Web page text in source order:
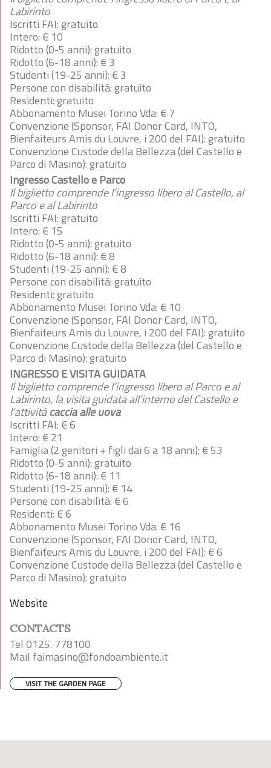
Labirinto
Iscritti FAI: gratuito
Intero: € 10
Ridotto (0-5 anni): gratuito
Ridotto (6-18 anni): € 3
Studenti (19-25 anni): € 3
Persone con disabilità: gratuito
Residenti: gratuito
Abbonamento Musei Torino Vda: € 7
Convenzione (Sponsor, FAI Donor Card, INTO,
Bienfaiteurs Amis du Louvre, i 200 del FAI): gratuito
Convenzione Custode della Bellezza (del Castello e
Parco di Masino): gratuito
Ingresso Castello e Parco
Il biglietto comprende l’ingresso libero al Castello, al
Parco e al Labirinto
Iscritti FAI: gratuito
Intero: € 15
Ridotto (0-5 anni): gratuito
Ridotto (6-18 anni): € 8
Studenti (19-25 anni): € 8
Persone con disabilità: gratuito
Residenti: gratuito
Abbonamento Musei Torino Vda: € 10
Convenzione (Sponsor, FAI Donor Card, INTO,
Bienfaiteurs Amis du Louvre, i 200 del FAI): gratuito
Convenzione Custode della Bellezza (del Castello e
Parco di Masino): gratuito
INGRESSO E VISITA GUIDATA
Il biglietto comprende l’ingresso libero al Parco e al
Labirinto, la visita guidataall’interno del Castello e
l’attivitàcaccia alle uova
Iscritti FAI: € 6
Intero: € 21
Famiglia (2 genitori + figli dai 6 a 18 anni): € 53
Ridotto (0-5 anni): gratuito
Ridotto (6-18 anni): € 11
Studenti (19-25 anni): € 14
Persone con disabilità: € 6
Residenti: € 6
Abbonamento Musei Torino Vda: € 16
Convenzione (Sponsor, FAI Donor Card, INTO,
Bienfaiteurs Amis du Louvre, i 200 del FAI): € 6
Convenzione Custode della Bellezza (del Castello e
Parco di Masino): gratuito
Website
CONTACTS
Tel 0125. 778100
Mail faimasino@fondoambiente.it
VISIT THE GARDEN PAGE